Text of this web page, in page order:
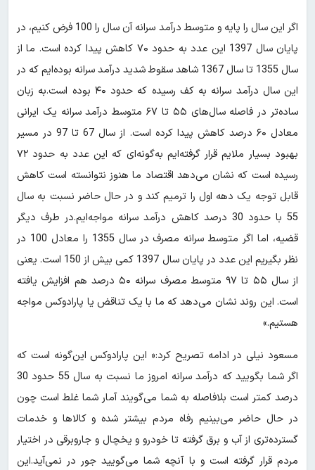
اگر این سال را پایه و متوسط درآمد سرانه آن سال را 100 فرض کنیم، در
پایان سال 1397 این عدد به حدود ۷۰ کاهش پیدا کرده است. ما از
سال 1355 تا سال 1367 شاهد سقوط شدید درآمد سرانه بوده‌ایم که در
این سال درآمد سرانه به کف رسیده که حدود ۴۰ بوده است.به زبان
ساده‌تر در فاصله سال‌های ۵۵ تا ۶۷ متوسط درآمد سرانه یک ایرانی
معادل ۶۰ درصد کاهش پیدا کرده است. از سال 67 تا 97 در مسیر
بهبود بسیار ملایم قرار گرفته‌ایم به‌گونه‌ای که این عدد به حدود ۷۲
رسیده است که نشان می‌دهد اقتصاد ما هنوز نتوانسته است کاهش
قابل توجه یک دهه اول را ترمیم کند و در حال حاضر نسبت به سال
55 با حدود 30 درصد کاهش درآمد سرانه مواجه‌ایم.در طرف دیگر
قضیه، اما اگر متوسط سرانه مصرف در سال 1355 را معادل 100 در
نظر بگیریم این عدد در پایان سال 1397 کمی بیش از 150 است. یعنی
از سال ۵۵ تا ۹۷ متوسط مصرف سرانه ۵۰ درصد هم افزایش یافته
است. این روند نشان می‌دهد که ما با یک تناقض یا پارادوکس مواجه
هستیم.»
مسعود نیلی در ادامه تصریح کرد:« این پارادوکس این‌گونه است که
اگر شما بگویید که درآمد سرانه امروز ما نسبت به سال 55 حدود 30
درصد کمتر است بلافاصله به شما می‌گویند آمار شما غلط است چون
در حال حاضر می‌بینیم رفاه مردم بیشتر شده و کالاها و خدمات
گسترده‌تری از آب و برق گرفته تا خودرو و یخچال و جاروبرقی در اختیار
مردم قرار گرفته است و با آنچه شما می‌گویید جور در نمی‌آید.این